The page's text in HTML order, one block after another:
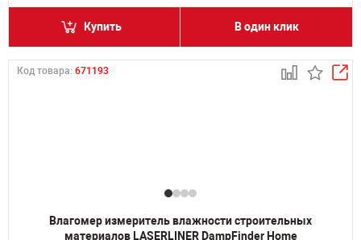
Купить В один клик
Код товара: 671193
Влагомер измеритель влажности строительных
материалов LASERLINER DampFinder Home